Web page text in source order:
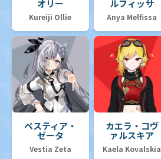
オリー
Kureiji Ollie
ルフィッサ
Anya Melfissa
ベスティア・
ゼータ
Vestia Zeta
カエラ・コヴ
ァルスキア
Kaela Kovalskia